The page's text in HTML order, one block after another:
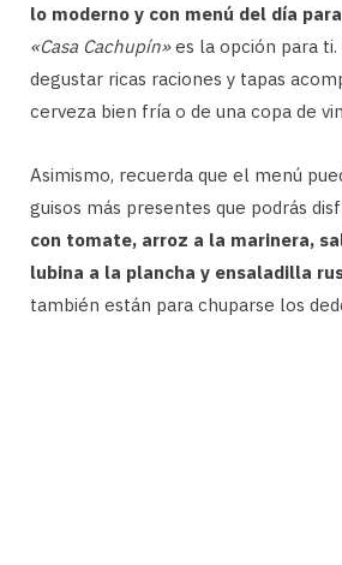
lo moderno y con menú del día
«Casa Cachupín»es la opción para ti.
degustar ricas raciones y tapas
cerveza bien fría o de una copa de
Asimismo, recuerda que el menú
guisos más presentes que podrás
con tomate, arroz a la marinera,
lubina a la plancha y ensaladilla
también están para chuparse los